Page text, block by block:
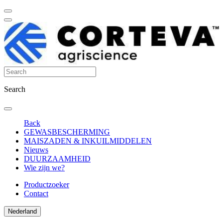
Search
Back
GEWASBESCHERMING
MAISZADEN & INKUILMIDDELEN
Nieuws
DUURZAAMHEID
Wie zijn we?
Productzoeker
Contact
Nederland